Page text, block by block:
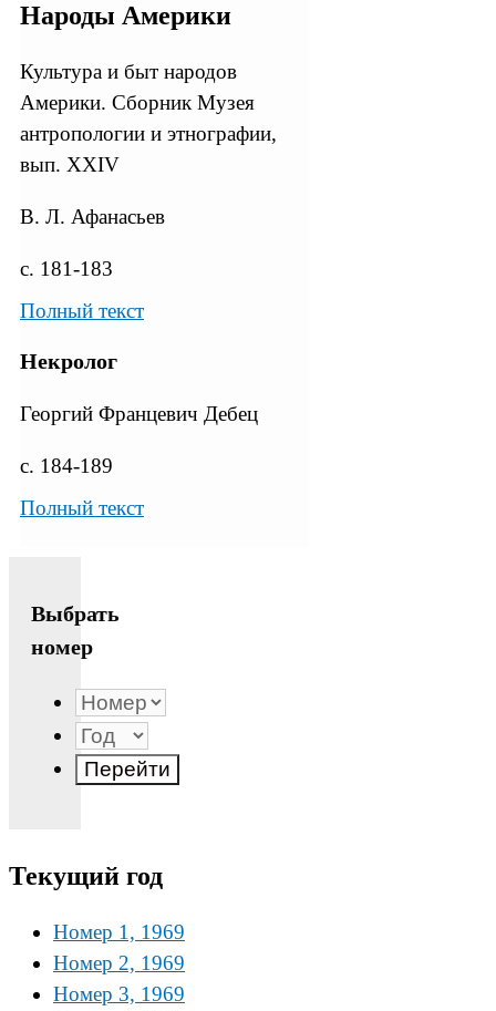
Народы Америки
Культура и быт народов
Америки. Сборник Музея
антропологии и этнографии,
вып. XXIV
В. Л. Афанасьев
с. 181-183
Полный текст
Некролог
Георгий Францевич Дебец
с. 184-189
Полный текст
Выбрать
номер
Текущий год
Номер 1, 1969
Номер 2, 1969
Номер 3, 1969